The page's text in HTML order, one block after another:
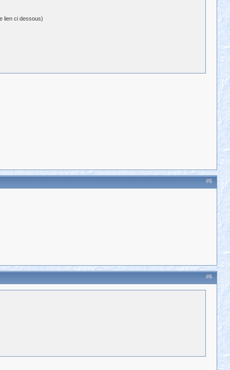
lien ci dessous)
#5
#6